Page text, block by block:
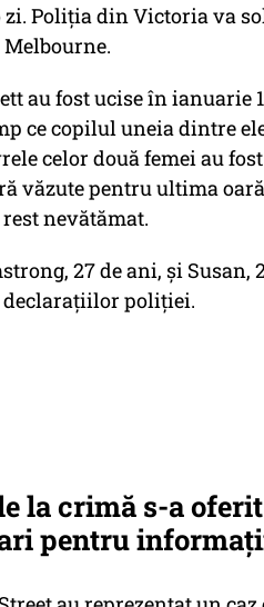
zi. Poliția din Victoria va
au fost ucise în ianuarie
ce copilul uneia dintre
celor două femei au
văzute pentru ultima
nevătămat.
27 de ani, și
poliției.
la crimă s-a
pentru